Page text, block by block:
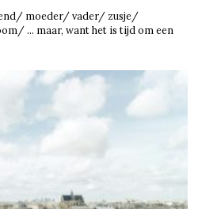
moeder/ vader/ zusje/
… maar, want het is tijd om een